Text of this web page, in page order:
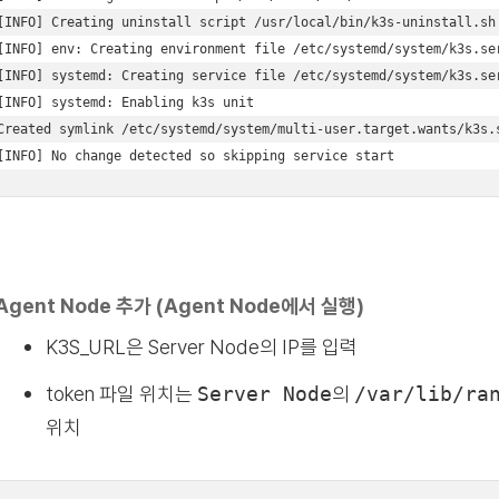
Creating uninstall script /usr/local/bin/k3s-
env: Creating environment file /etc/systemd/system/
systemd: Creating service file /etc/systemd/system/
systemd: Enabling k3s unit
symlink /etc/systemd/system/multi-user.target.wants/
No change detected so skipping service start
Node 추가 (Agent Node에서 실행)
K3S_URL은 Server Node의 IP를 입력
token 파일 위치는 Server Node의 /var/lib/
위치